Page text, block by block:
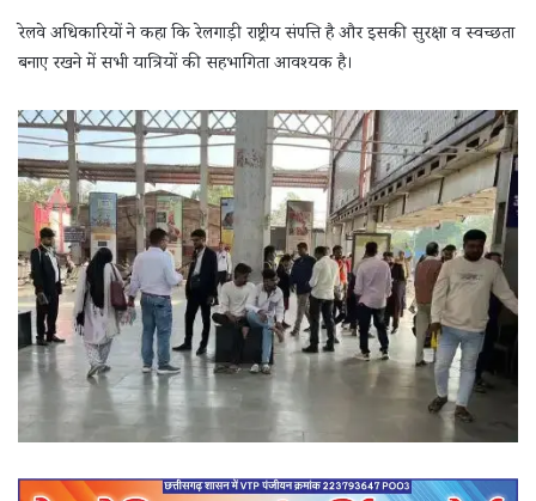
रेलवे अधिकारियों ने कहा कि रेलगाड़ी राष्ट्रीय संपत्ति है और इसकी सुरक्षा व स्वच्छता
बनाए रखने में सभी यात्रियों की सहभागिता आवश्यक है।